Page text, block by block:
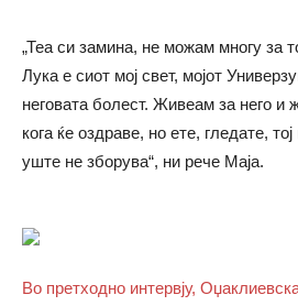
„Теа си замина, не можам многу за
Лука е сиот мој свет, мојот
неговата болест. Живеам за него и
кога ќе оздраве, но ете, гледате,
уште не зборува“, ни рече Маја.
Во претходно интервју,